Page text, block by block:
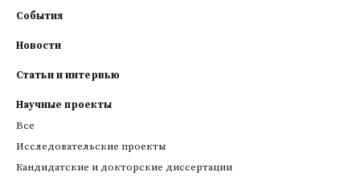
События
Новости
Статьи и интервью
Научные проекты
Все
Исследовательские проекты
Кандидатские и докторские диссертации